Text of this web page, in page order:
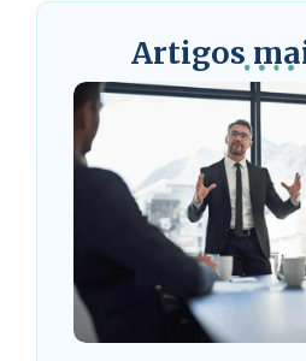
Artigos